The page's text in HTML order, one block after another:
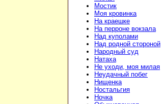
Мостик
Моя кровинка
На краешке
На перроне вокзала
Над куполами
Над родной стороной
Народный суд
Натаха
Не уходи, моя милая
Неудачный побег
Нищенка
Ностальгия
Ночка